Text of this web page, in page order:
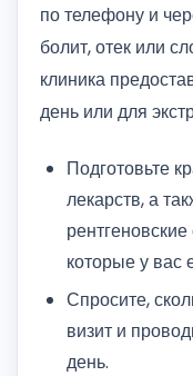
по телефону и
болит, отек или
клиника
день или для
Подготовьте
лекарств, а
которые у вас
Спросите,
визит и
день.